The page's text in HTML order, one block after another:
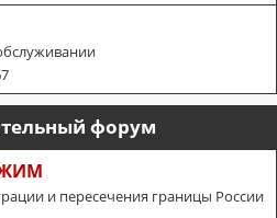
форум
и пересечения границы России